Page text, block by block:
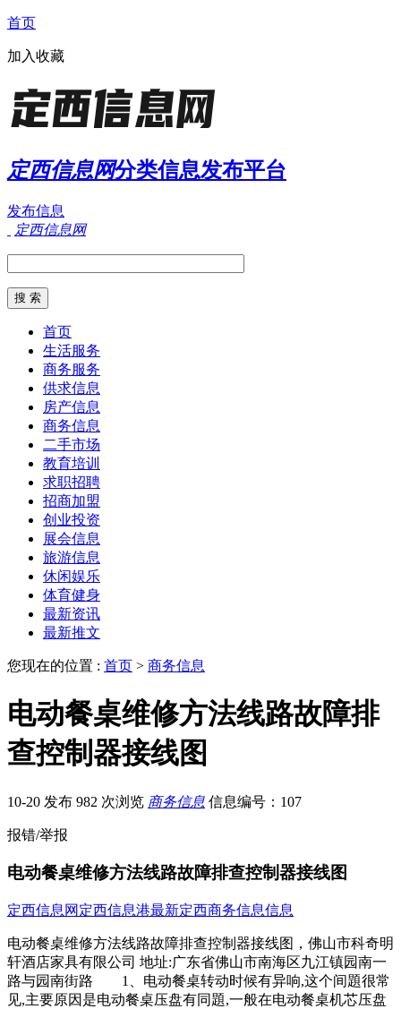
首页
加入收藏
定西信息网分类信息发布平台
发布信息
定西信息网
首页
生活服务
商务服务
供求信息
房产信息
商务信息
二手市场
教育培训
求职招聘
招商加盟
创业投资
展会信息
旅游信息
休闲娱乐
体育健身
最新资讯
最新推文
您现在的位置 : 首页 > 商务信息
电动餐桌维修方法线路故障排
查控制器接线图
10-20 发布 982 次浏览 商务信息 信息编号：107
报错/举报
电动餐桌维修方法线路故障排查控制器接线图
定西信息网 定西信息港最新定西商务信息信息
电动餐桌维修方法线路故障排查控制器接线图，佛山市科奇明
轩酒店家具有限公司 地址:广东省佛山市南海区九江镇园南一
路与园南街路 1、电动餐桌转动时候有异响,这个间題很常
见,主要原因是电动餐桌压盘有同題,一般在电动餐桌机芯压盘